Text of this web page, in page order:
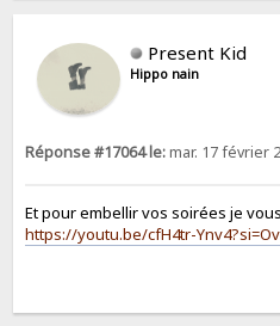
Present Kid
Hippo nain
Réponse #17064 le:mar. 17 février
Et pour embellir vos soirées je
https://youtu.be/cfH4tr-